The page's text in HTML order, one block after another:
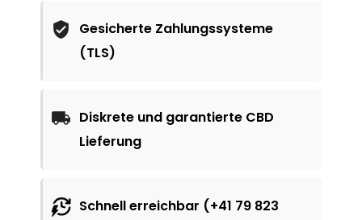
Gesicherte Zahlungssysteme
(TLS)
Diskrete und garantierte CBD
Lieferung
Schnell erreichbar (+41 79 823